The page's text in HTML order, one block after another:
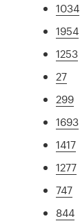
1034
1954
1253
27
299
1693
1417
1277
747
844